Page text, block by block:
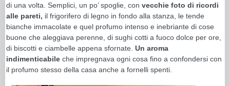
di una volta. Semplici, un po’ spoglie, con vecchie foto di ricordi
alle pareti, il frigorifero di legno in fondo alla stanza, le tende
bianche immacolate e quel profumo intenso e inebriante di cose
buone che aleggiava perenne, di sughi cotti a fuoco dolce per ore,
di biscotti e ciambelle appena sfornate. Un aroma
indimenticabile che impregnava ogni cosa fino a confondersi con
il profumo stesso della casa anche a fornelli spenti.